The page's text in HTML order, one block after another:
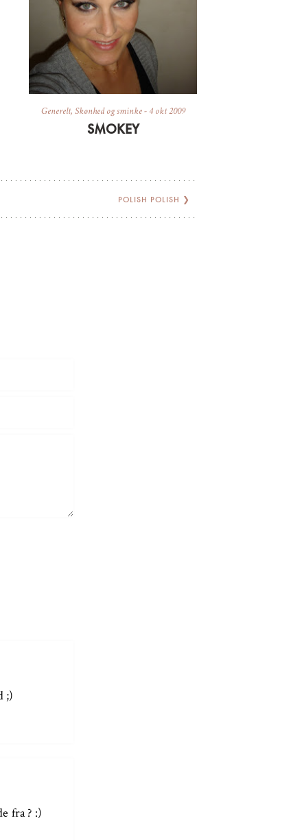
Generelt, Skønhed og sminke-4 okt 2009
SMOKEY
POLISH POLISH ❯
;)
fra ? :)